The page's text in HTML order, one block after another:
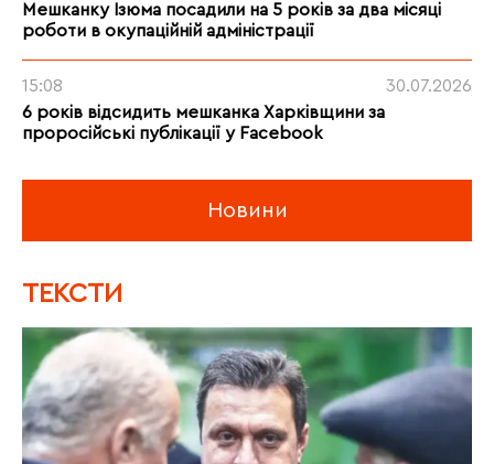
Мешканку Ізюма посадили на 5 років за два місяці
роботи в окупаційній адміністрації
15:08
30.07.2026
6 років відсидить мешканка Харківщини за
проросійські публікації у Facebook
Новини
ТЕКСТИ